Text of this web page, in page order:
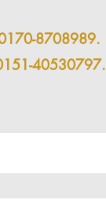
0170-8708989.
0151-40530797.